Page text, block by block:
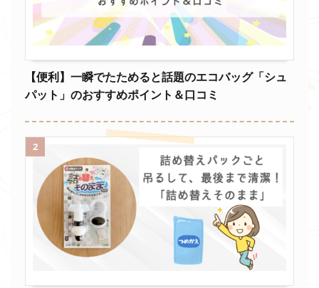
【便利】一瞬でたためると話題のエコバッグ「シュ
パット」のおすすめポイント＆口コミ
2